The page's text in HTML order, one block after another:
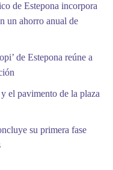
de Estepona incorpora
un ahorro anual de
de Estepona reúne a
el pavimento de la plaza
su primera fase